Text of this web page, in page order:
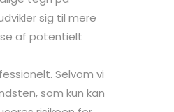
sig til mere
af potentielt
Selvom vi
som kun kan